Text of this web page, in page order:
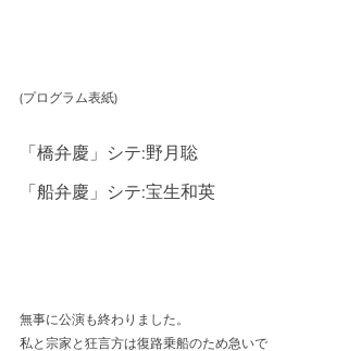
(プログラム表紙)
「橋弁慶」シテ:野月聡
「船弁慶」シテ:宝生和英
無事に公演も終わりました。
私と宗家と狂言方は復路乗船のため急いで